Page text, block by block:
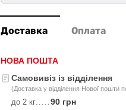
Доставка Оплата
НОВА ПОШТА
Самовивіз із відділення
(Доставка у відділення Нової пошти
до 2 кг.....90 грн